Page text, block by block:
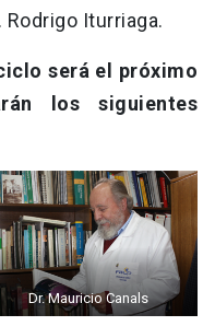
Rodrigo Iturriaga.
será el próximo
los siguientes
Dr. Mauricio Canals